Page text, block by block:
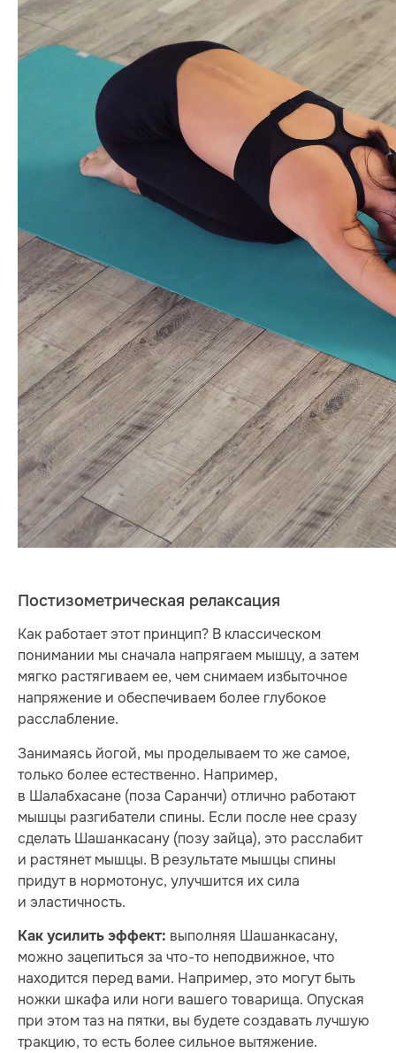
Постизометрическая релаксация
Как работает этот принцип? В классическом
понимании мы сначала напрягаем мышцу, а затем
мягко растягиваем ее, чем снимаем избыточное
напряжение и обеспечиваем более глубокое
расслабление.
Занимаясь йогой, мы проделываем то же самое,
только более естественно. Например,
в Шалабхасане (поза Саранчи) отлично работают
мышцы разгибатели спины. Если после нее сразу
сделать Шашанкасану (позу зайца), это расслабит
и растянет мышцы. В результате мышцы спины
придут в нормотонус, улучшится их сила
и эластичность.
Как усилить эффект: выполняя Шашанкасану,
можно зацепиться за что-то неподвижное, что
находится перед вами. Например, это могут быть
ножки шкафа или ноги вашего товарища. Опуская
при этом таз на пятки, вы будете создавать лучшую
тракцию, то есть более сильное вытяжение.